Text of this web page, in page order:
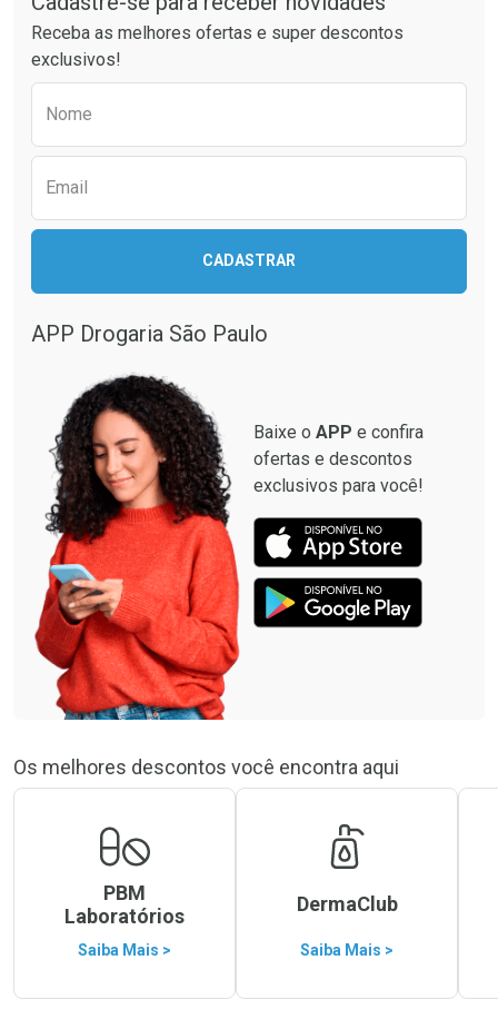
Receba as melhores ofertas e super descontos
exclusivos!
Nome
Email
CADASTRAR
APP Drogaria São Paulo
Baixe o APP e confira
ofertas e descontos
exclusivos para você!
Os melhores descontos você encontra aqui
PBM
Laboratórios
Saiba Mais >
DermaClub
Saiba Mais >